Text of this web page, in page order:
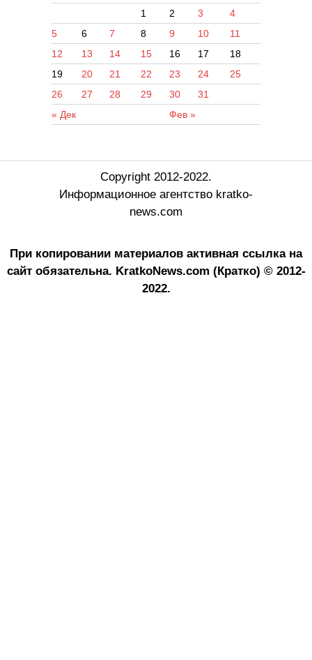
« Дек Фев »
1 2 3
4
5
6 7 8 9 10
11
12
13 14 15 16 17
18
19
20 21 22 23 24
25
26
27 28 29 30 31
Copyright 2012-2022.
Информационное агентство kratko-
news.com
При копировании материалов активная ссылка на
сайт обязательна. KratkoNews.com (Кратко) © 2012-
2022.